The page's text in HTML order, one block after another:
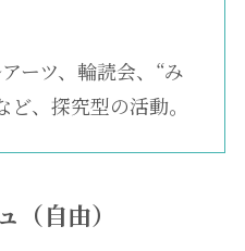
ーツ、輪読会、“み
、探究型の活動。
（自由）